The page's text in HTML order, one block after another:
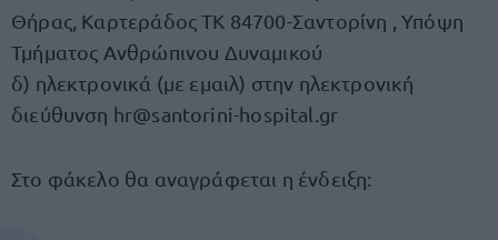
Θήρας, Καρτεράδος ΤΚ 84700-Σαντορίνη , Υπόψη
Τμήματος Ανθρώπινου Δυναμικού
δ) ηλεκτρονικά (με εμαιλ) στην ηλεκτρονική
διεύθυνση hr@santorini-hospital.gr
Στο φάκελο θα αναγράφεται η ένδειξη: